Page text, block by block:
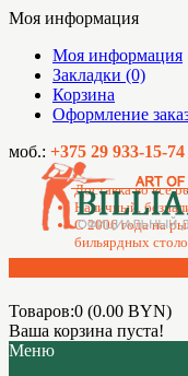
Моя информация
Моя информация
Закладки (0)
Корзина
Оформление
моб.: +375 29 933-15-74
Доставка во все
Наличный,
C 2006 года на
бильярдных
Товаров:0 (0.00 BYN)
Ваша корзина пуста!
Меню